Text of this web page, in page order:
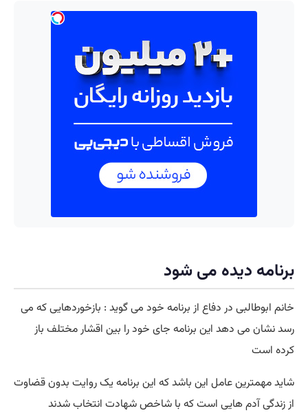
برنامه دیده می شود
خانم ابوطالبی در دفاع از برنامه خود می گوید : بازخوردهایی که می
رسد نشان می دهد این برنامه جای خود را بین اقشار مختلف باز
کرده است
شاید مهمترین عامل این باشد که این برنامه یک روایت بدون قضاوت
از زندگی آدم هایی است که با شاخص شهادت انتخاب شدند